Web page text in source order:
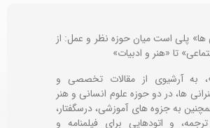
پلی است میان حوزه نظر و عمل: از
تا «هنر و ادبیات»
به آرشیوی از مقالات تخصصی و
ها، در دو حوزه علوم انسانی و هنر
به جزوه های آموزشی، درسگفتار،
و اتودهایی برایفیلمنامه و